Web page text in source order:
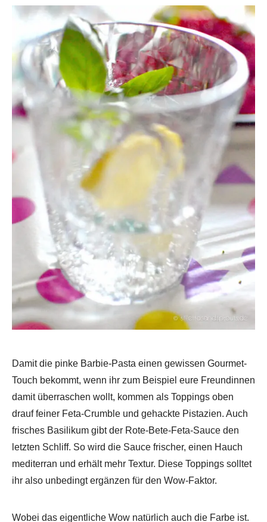
Damit die pinke Barbie-Pasta einen gewissen Gourmet-
Touch bekommt, wenn ihr zum Beispiel eure Freundinnen
damit überraschen wollt, kommen als Toppings oben
drauf feiner Feta-Crumble und gehackte Pistazien. Auch
frisches Basilikum gibt der Rote-Bete-Feta-Sauce den
letzten Schliff. So wird die Sauce frischer, einen Hauch
mediterran und erhält mehr Textur. Diese Toppings solltet
ihr also unbedingt ergänzen für den Wow-Faktor.
Wobei das eigentliche Wow natürlich auch die Farbe ist.